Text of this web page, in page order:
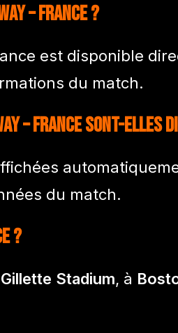
– France ?
est disponible
du match.
– France sont-elles
du match.
?
Gillette Stadium, à